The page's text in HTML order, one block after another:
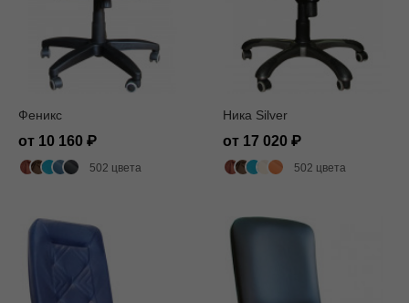
Феникс
от 10 160
502 цвета
Ника Silver
от 17 020
502 цвета